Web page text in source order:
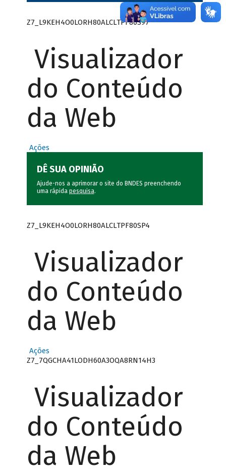
Z7_L9KEH4O0LORH80ALCLTPF80S97
Visualizador
do Conteúdo
da Web
Ações
DÊ SUA OPINIÃO
Ajude-nos a aprimorar o site do BNDES preenchendo
uma rápida pesquisa.
Z7_L9KEH4O0LORH80ALCLTPF80SP4
Visualizador
do Conteúdo
da Web
Ações
Z7_7QGCHA41LODH60A3OQA8RN14H3
Visualizador
do Conteúdo
da Web